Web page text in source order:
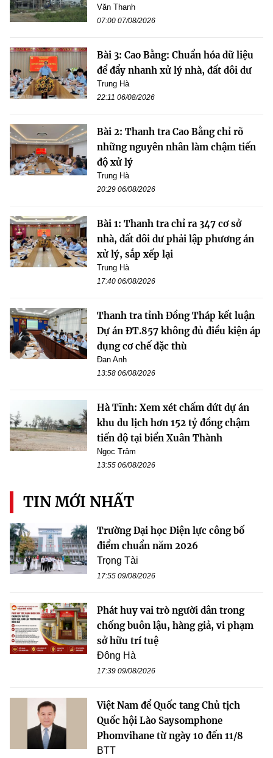
Văn Thanh
07:00 07/08/2026
Bài 3: Cao Bằng: Chuẩn hóa dữ liệu
để đẩy nhanh xử lý nhà, đất dôi dư
Trung Hà
22:11 06/08/2026
Bài 2: Thanh tra Cao Bằng chỉ rõ
những nguyên nhân làm chậm tiến
độ xử lý
Trung Hà
20:29 06/08/2026
Bài 1: Thanh tra chỉ ra 347 cơ sở
nhà, đất dôi dư phải lập phương án
xử lý, sắp xếp lại
Trung Hà
17:40 06/08/2026
Thanh tra tỉnh Đồng Tháp kết luận
Dự án ĐT.857 không đủ điều kiện áp
dụng cơ chế đặc thù
Đan Anh
13:58 06/08/2026
Hà Tĩnh: Xem xét chấm dứt dự án
khu du lịch hơn 152 tỷ đồng chậm
tiến độ tại biển Xuân Thành
Ngọc Trâm
13:55 06/08/2026
TIN MỚI NHẤT
Trường Đại học Điện lực công bố
điểm chuẩn năm 2026
Trọng Tài
17:55 09/08/2026
Phát huy vai trò người dân trong
chống buôn lậu, hàng giả, vi phạm
sở hữu trí tuệ
Đông Hà
17:39 09/08/2026
Việt Nam để Quốc tang Chủ tịch
Quốc hội Lào Saysomphone
Phomvihane từ ngày 10 đến 11/8
BTT